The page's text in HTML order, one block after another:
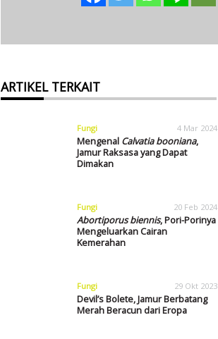
ARTIKEL TERKAIT
Fungi 4 Mar 2024
Mengenal Calvatia booniana,
Jamur Raksasa yang Dapat
Dimakan
Fungi 20 Feb 2024
Abortiporus biennis, Pori-Porinya
Mengeluarkan Cairan
Kemerahan
Fungi 29 Okt 2023
Devil’s Bolete, Jamur Berbatang
Merah Beracun dari Eropa